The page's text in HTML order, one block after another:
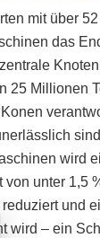
mit über
das
25 Millionen
wird
unter 1,5
und
wird – ein